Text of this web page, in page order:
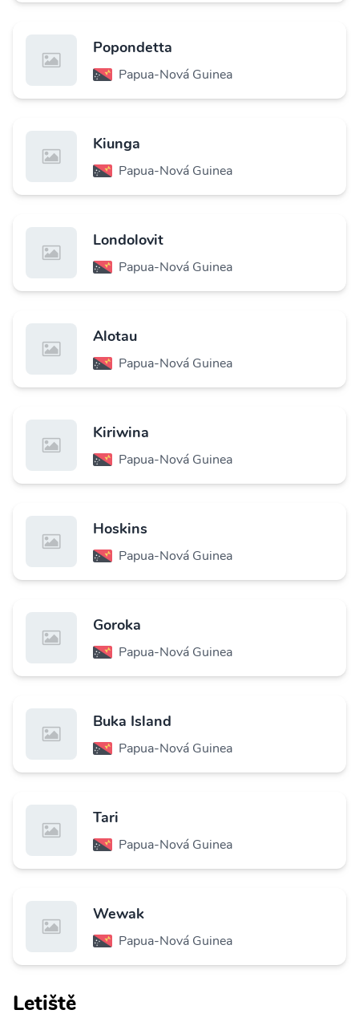
Popondetta
Papua-Nová Guinea
Kiunga
Papua-Nová Guinea
Londolovit
Papua-Nová Guinea
Alotau
Papua-Nová Guinea
Kiriwina
Papua-Nová Guinea
Hoskins
Papua-Nová Guinea
Goroka
Papua-Nová Guinea
Buka Island
Papua-Nová Guinea
Tari
Papua-Nová Guinea
Wewak
Papua-Nová Guinea
Letiště